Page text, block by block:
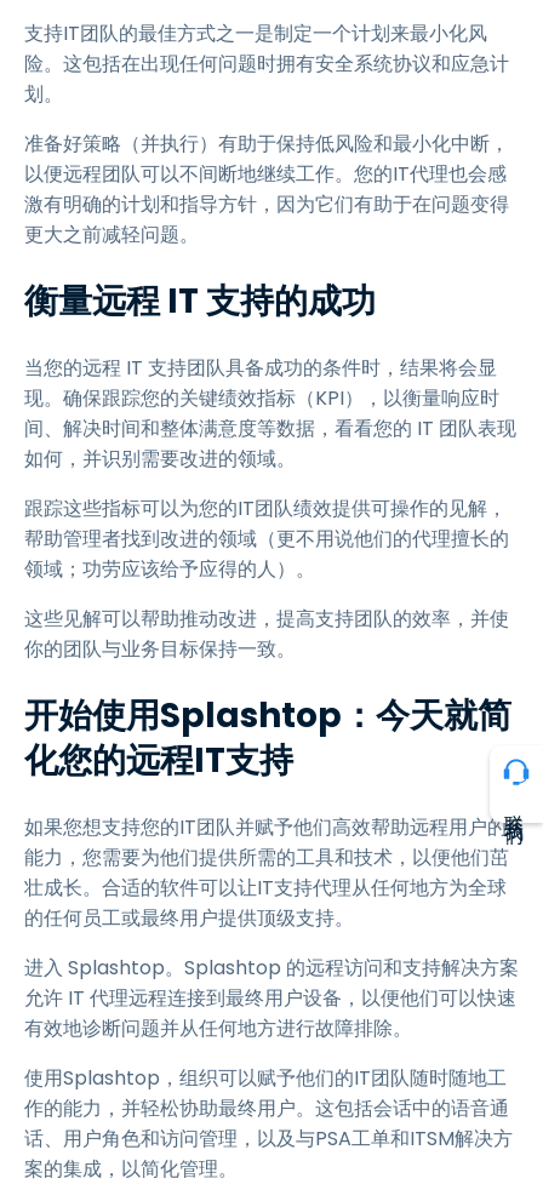
支持IT团队的最佳方式之一是制定一个计划来最小化风
险。这包括在出现任何问题时拥有安全系统协议和应急计
划。
准备好策略（并执行）有助于保持低风险和最小化中断，
以便远程团队可以不间断地继续工作。您的IT代理也会感
激有明确的计划和指导方针，因为它们有助于在问题变得
更大之前减轻问题。
衡量远程 IT 支持的成功
当您的远程 IT 支持团队具备成功的条件时，结果将会显
现。确保跟踪您的关键绩效指标（KPI），以衡量响应时
间、解决时间和整体满意度等数据，看看您的 IT 团队表现
如何，并识别需要改进的领域。
跟踪这些指标可以为您的IT团队绩效提供可操作的见解，
帮助管理者找到改进的领域（更不用说他们的代理擅长的
领域；功劳应该给予应得的人）。
这些见解可以帮助推动改进，提高支持团队的效率，并使
你的团队与业务目标保持一致。
开始使用Splashtop：今天就简
化您的远程IT支持
如果您想支持您的IT团队并赋予他们高效帮助远程用户的
能力，您需要为他们提供所需的工具和技术，以便他们茁
壮成长。合适的软件可以让IT支持代理从任何地方为全球
的任何员工或最终用户提供顶级支持。
进入 Splashtop。Splashtop 的远程访问和支持解决方案
允许 IT 代理远程连接到最终用户设备，以便他们可以快速
有效地诊断问题并从任何地方进行故障排除。
使用Splashtop，组织可以赋予他们的IT团队随时随地工
作的能力，并轻松协助最终用户。这包括会话中的语音通
话、用户角色和访问管理，以及与PSA工单和ITSM解决方
案的集成，以简化管理。